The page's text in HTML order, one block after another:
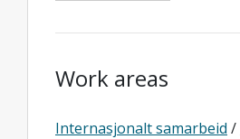
Work areas
Internasjonalt samarbeid /